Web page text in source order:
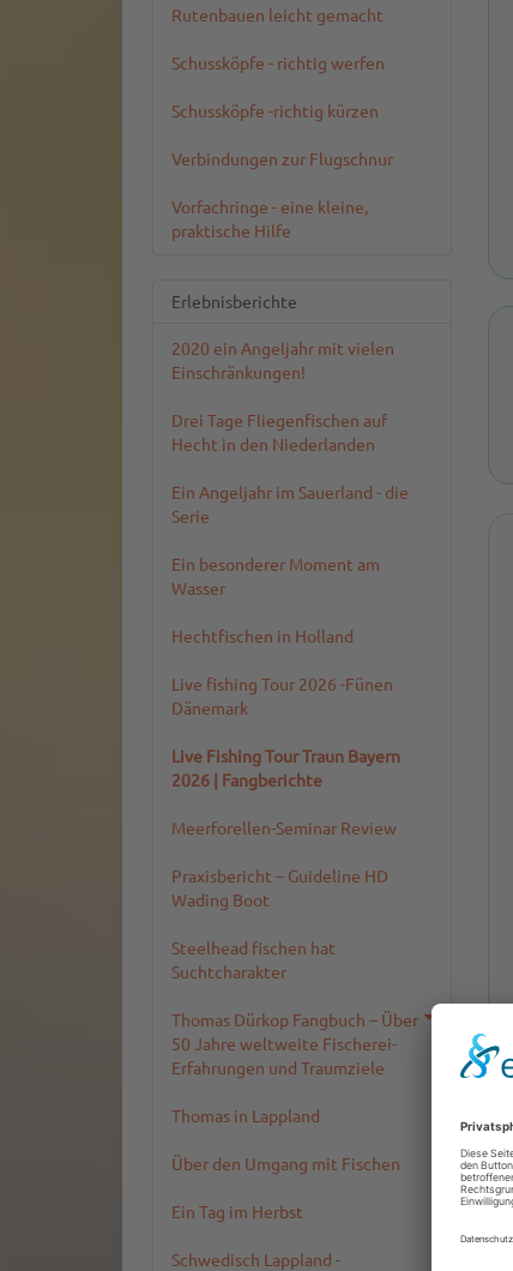
Rutenbauen leicht gemacht
Schussköpfe - richtig werfen
Schussköpfe -richtig kürzen
Verbindungen zur Flugschnur
Vorfachringe - eine kleine,
praktische Hilfe
Erlebnisberichte
2020 ein Angeljahr mit vielen
Einschränkungen!
Drei Tage Fliegenfischen auf
Hecht in den Niederlanden
Ein Angeljahr im Sauerland - die
Serie
Ein besonderer Moment am
Wasser
Hechtfischen in Holland
Live fishing Tour 2026 -Fünen
Dänemark
Live Fishing Tour Traun Bayern
2026 | Fangberichte
Meerforellen-Seminar Review
Praxisbericht – Guideline HD
Wading Boot
Steelhead fischen hat
Suchtcharakter
Thomas Dürkop Fangbuch – Über
50 Jahre weltweite Fischerei-
Erfahrungen und Traumziele
Thomas in Lappland
Über den Umgang mit Fischen
Ein Tag im Herbst
Schwedisch Lappland -